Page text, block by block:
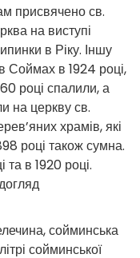
присвячено св.
на виступі
в Ріку. Іншу
Соймах в 1924 році,
році спалили, а
на церкву св.
храмів, які
році також сумна.
в 1920 році.
сойминська
сойминської